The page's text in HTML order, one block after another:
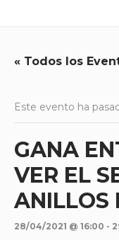
« Todos los
Este evento ha
GANA
VER EL
ANILLOS
28/04/2021 @ 16:00 -